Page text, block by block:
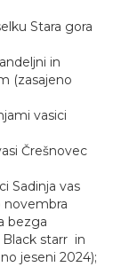
Stara gora
in
(zasajeno
vasici
Črešnovec
Sadinja vas
novembra
bezga
starr in
jeseni 2024);